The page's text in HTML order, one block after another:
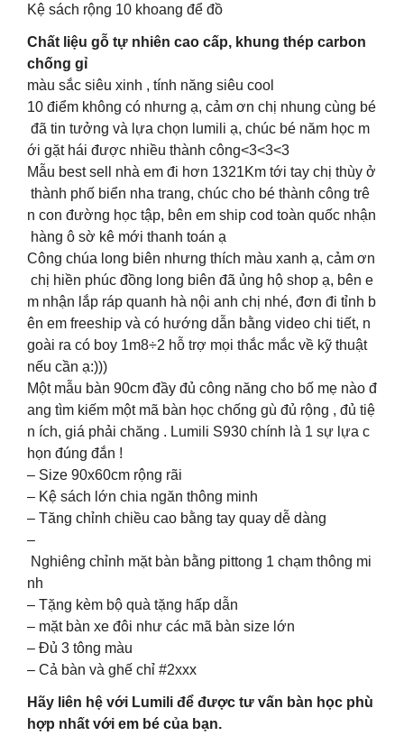
Kệ sách rộng 10 khoang để đồ
Chất liệu gỗ tự nhiên cao cấp, khung thép carbon
chống gỉ
màu sắc siêu xinh , tính năng siêu cool
10 điểm không có nhưng ạ, cảm ơn chị nhung cùng bé
đã tin tưởng và lựa chọn lumili ạ, chúc bé năm học m
ới gặt hái được nhiều thành công<3<3<3
Mẫu best sell nhà em đi hơn 1321Km tới tay chị thùy ở
thành phố biển nha trang, chúc cho bé thành công trê
n con đường học tập, bên em ship cod toàn quốc nhận
hàng ô sờ kê mới thanh toán ạ
Công chúa long biên nhưng thích màu xanh ạ, cảm ơn
chị hiền phúc đồng long biên đã ủng hộ shop ạ, bên e
m nhận lắp ráp quanh hà nội anh chị nhé, đơn đi tỉnh b
ên em freeship và có hướng dẫn bằng video chi tiết, n
goài ra có boy 1m8÷2 hỗ trợ mọi thắc mắc về kỹ thuật
nếu cần ạ:)))
Một mẫu bàn 90cm đầy đủ công năng cho bố mẹ nào đ
ang tìm kiếm một mã bàn học chống gù đủ rộng , đủ tiệ
n ích, giá phải chăng . Lumili S930 chính là 1 sự lựa c
họn đúng đắn !
– Size 90x60cm rộng rãi
– Kệ sách lớn chia ngăn thông minh
– Tăng chỉnh chiều cao bằng tay quay dễ dàng
–
Nghiêng chỉnh mặt bàn bằng pittong 1 chạm thông mi
nh
– Tặng kèm bộ quà tặng hấp dẫn
– mặt bàn xe đôi như các mã bàn size lớn
– Đủ 3 tông màu
– Cả bàn và ghế chỉ #2xxx
Hãy liên hệ với Lumili để được tư vấn bàn học phù
hợp nhất với em bé của bạn.